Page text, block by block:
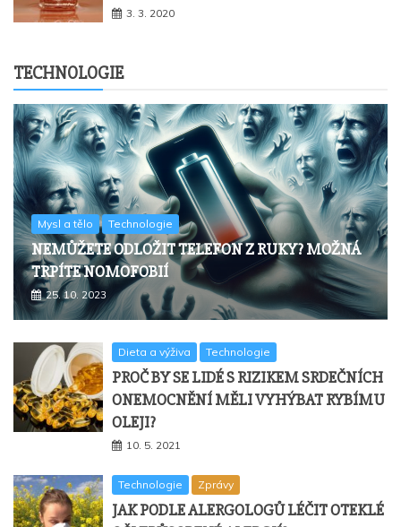
3. 3. 2020
TECHNOLOGIE
Mysl a tělo Technologie
NEMŮŽETE ODLOŽIT TELEFON Z RUKY? MOŽNÁ
TRPÍTE NOMOFOBIÍ
25. 10. 2023
Dieta a výživa Technologie
PROČ BY SE LIDÉ S RIZIKEM SRDEČNÍCH
ONEMOCNĚNÍ MĚLI VYHÝBAT RYBÍMU
OLEJI?
10. 5. 2021
Technologie Zprávy
JAK PODLE ALERGOLOGŮ LÉČIT OTEKLÉ